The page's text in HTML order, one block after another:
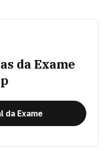
da Exame
da Exame